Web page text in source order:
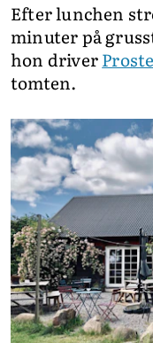
Efter lunchen
minuter på
hon driver
tomten.